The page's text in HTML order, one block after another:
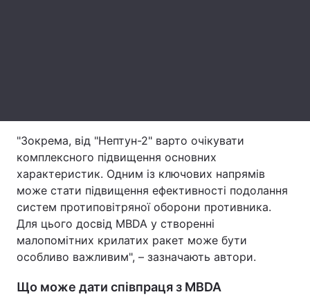
"Зокрема, від "Нептун-2" варто очікувати
комплексного підвищення основних
характеристик. Одним із ключових напрямів
може стати підвищення ефективності подолання
систем протиповітряної оборони противника.
Для цього досвід MBDA у створенні
малопомітних крилатих ракет може бути
особливо важливим", – зазначають автори.
Що може дати співпраця з MBDA